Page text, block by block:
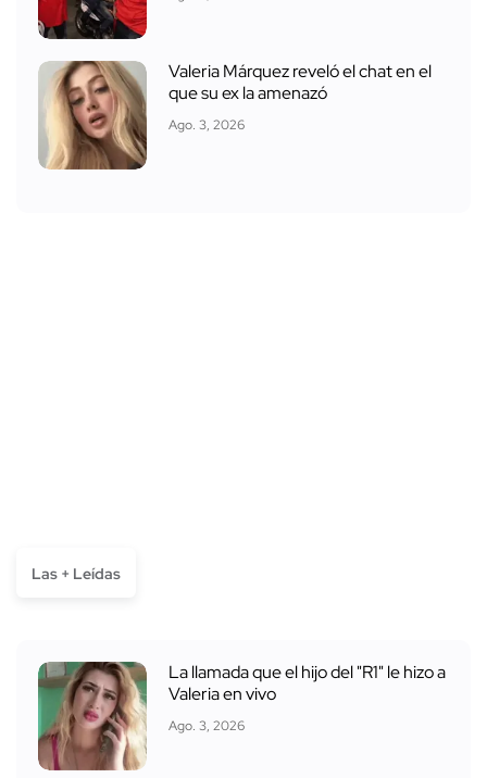
Valeria Márquez reveló el chat en el
que su ex la amenazó
Ago. 3, 2026
Las + Leídas
La llamada que el hijo del "R1" le hizo a
Valeria en vivo
Ago. 3, 2026